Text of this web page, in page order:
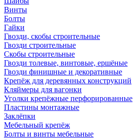
Винты
Болты
Гайки
Гвозди, скобы строительные
Гвозди строительные
Скобы строительные
Гвозди толевые, винтовые, ершёные
Гвозди финишные и декоративные
Крепёж для деревянных конструкций
Кляймеры для вагонки
Уголки крепёжные перфорированные
Пластины монтажные
Заклёпки
Мебельный крепёж
Болты и винты мебельные